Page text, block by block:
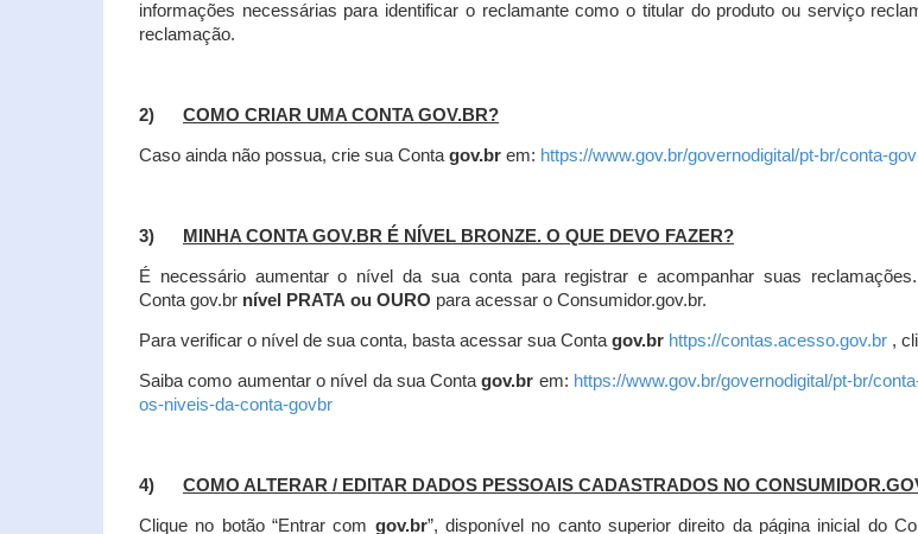
informações necessárias para identificar o reclamante como o titular do produto ou serviço
reclamação.
2) COMO CRIAR UMA CONTA GOV.BR?
Caso ainda não possua, crie sua Conta gov.br em: https://www.gov.br/governodigital/pt-br/conta-
3) MINHA CONTA GOV.BR É NÍVEL BRONZE. O QUE DEVO FAZER?
É necessário aumentar o nível da sua conta para registrar e acompanhar suas
Conta gov.br nível PRATA ou OURO para acessar o Consumidor.gov.br.
Para verificar o nível de sua conta, basta acessar sua Conta gov.br https://contas.acesso.gov.br ,
Saiba como aumentar o nível da sua Contagov.br em: https://www.gov.br/governodigital/pt-br/
os-niveis-da-conta-govbr
4) COMO ALTERAR / EDITAR DADOS PESSOAIS CADASTRADOS NO
Clique no botão “Entrar com gov.br”, disponível no canto superior direito da página inicial do